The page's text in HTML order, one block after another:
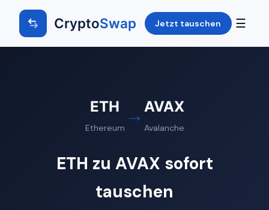
CryptoSwap Jetzt tauschen ☰
ETH
Ethereum
→ AVAX
Avalanche
ETH zu AVAX sofort
tauschen